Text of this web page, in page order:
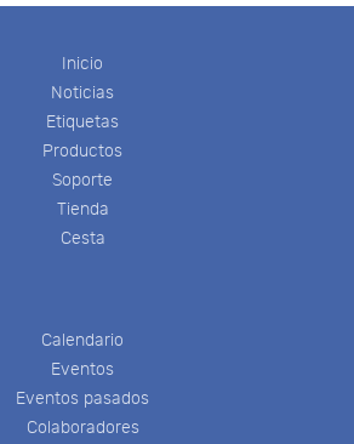
Inicio
Noticias
Etiquetas
Productos
Soporte
Tienda
Cesta
Calendario
Eventos
Eventos pasados
Colaboradores